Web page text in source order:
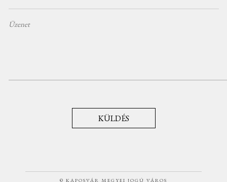
Üzenet
KÜLDÉS
© KAPOSVÁR MEGYEI JOGÚ VÁROS